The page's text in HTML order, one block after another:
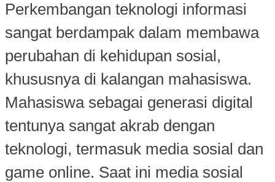
Perkembangan teknologi informasi
sangat berdampak dalam membawa
perubahan di kehidupan sosial,
khususnya di kalangan mahasiswa.
Mahasiswa sebagai generasi digital
tentunya sangat akrab dengan
teknologi, termasuk media sosial dan
game online. Saat ini media sosial